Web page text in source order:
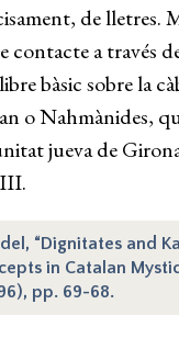
de lletres.
contacte a través
bàsic sobre la
o Nahmànides,
jueva de
“Dignitates and
in Catalan
pp. 69-68.